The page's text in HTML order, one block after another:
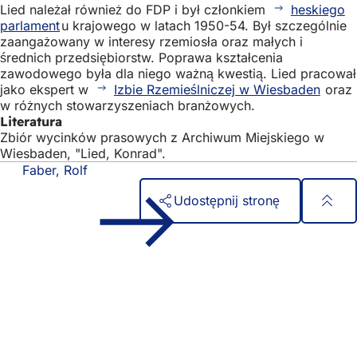
Lied należał również do FDP i był członkiem
heskiego
parlamentu krajowego w latach 1950-54. Był szczególnie
zaangażowany w interesy rzemiosła oraz małych i
średnich przedsiębiorstw. Poprawa kształcenia
zawodowego była dla niego ważną kwestią. Lied pracował
jako ekspert w
Izbie Rzemieślniczej w Wiesbaden oraz
w różnych stowarzyszeniach branżowych.
Literatura
Zbiór wycinków prasowych z Archiwum Miejskiego w
Wiesbaden, "Lied, Konrad".
Faber, Rolf
Udostępnij stronę